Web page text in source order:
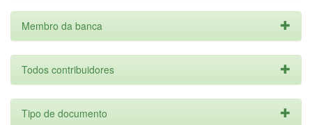
Membro da banca
Todos contribuidores
Tipo de documento